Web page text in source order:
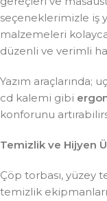
seçeneklerimizle iş
malzemeleri kolayca
düzenli ve verimli
Yazım araçlarında;
cd kalemi gibi
konforunu
Temizlik ve Hijyen
Çöp torbası, yüzey
temizlik